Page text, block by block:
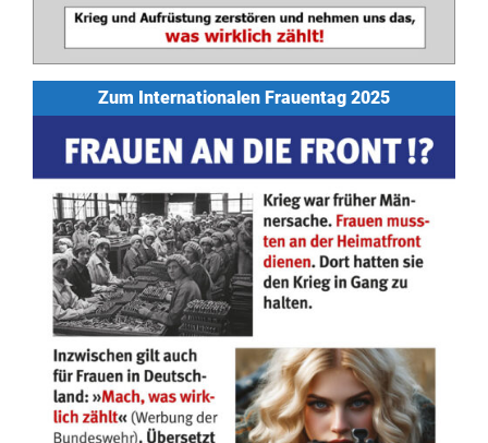
Zum Internationalen Frauentag 2025